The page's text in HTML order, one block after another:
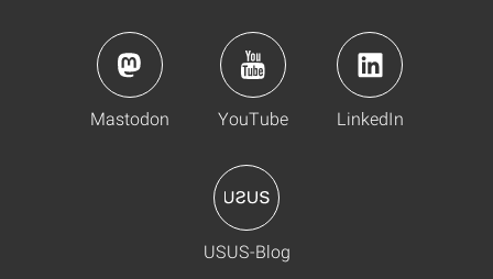
Mastodon YouTube LinkedIn
USUS-Blog